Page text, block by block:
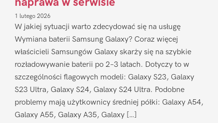
1 lutego 2026
W jakiej sytuacji warto zdecydować się na usługę
Wymiana baterii Samsung Galaxy? Coraz więcej
właścicieli Samsungów Galaxy skarży się na szybkie
rozładowywanie baterii po 2–3 latach. Dotyczy to w
szczególności flagowych modeli: Galaxy S23, Galaxy
S23 Ultra, Galaxy S24, Galaxy S24 Ultra. Podobne
problemy mają użytkownicy średniej półki: Galaxy A54,
Galaxy A55, Galaxy A35, Galaxy […]